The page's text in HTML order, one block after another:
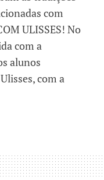
com
ULISSES! No
com a
alunos
com a